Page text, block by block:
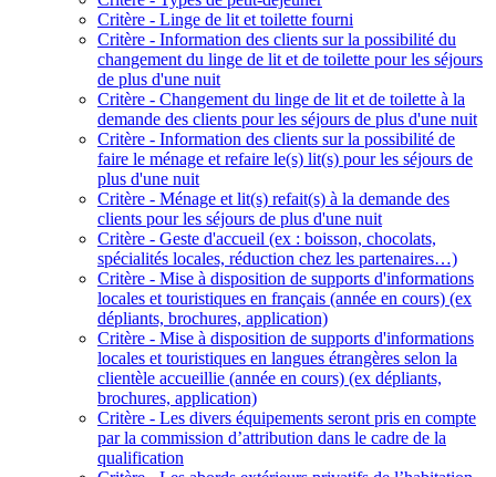
Critère - Linge de lit et toilette fourni
Critère - Information des clients sur la possibilité du
changement du linge de lit et de toilette pour les séjours
de plus d'une nuit
Critère - Changement du linge de lit et de toilette à la
demande des clients pour les séjours de plus d'une nuit
Critère - Information des clients sur la possibilité de
faire le ménage et refaire le(s) lit(s) pour les séjours de
plus d'une nuit
Critère - Ménage et lit(s) refait(s) à la demande des
clients pour les séjours de plus d'une nuit
Critère - Geste d'accueil (ex : boisson, chocolats,
spécialités locales, réduction chez les partenaires…)
Critère - Mise à disposition de supports d'informations
locales et touristiques en français (année en cours) (ex
dépliants, brochures, application)
Critère - Mise à disposition de supports d'informations
locales et touristiques en langues étrangères selon la
clientèle accueillie (année en cours) (ex dépliants,
brochures, application)
Critère - Les divers équipements seront pris en compte
par la commission d’attribution dans le cadre de la
qualification